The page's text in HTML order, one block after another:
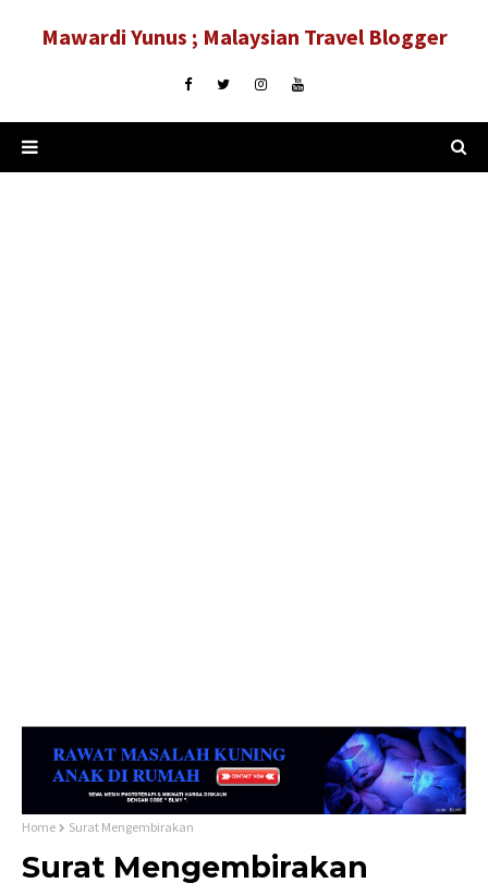
Mawardi Yunus ; Malaysian Travel Blogger
Home Surat Mengembirakan
Surat Mengembirakan